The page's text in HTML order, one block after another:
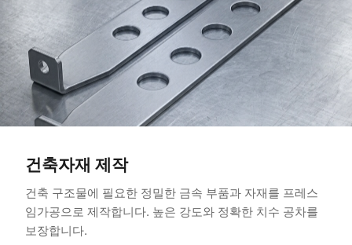
건축자재 제작
건축 구조물에 필요한 정밀한 금속 부품과 자재를 프레스
임가공으로 제작합니다. 높은 강도와 정확한 치수 공차를
보장합니다.